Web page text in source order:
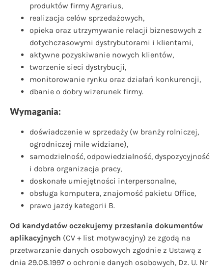
produktów firmy Agrarius,
realizacja celów sprzedażowych,
opieka oraz utrzymywanie relacji biznesowych z
dotychczasowymi dystrybutorami i klientami,
aktywne pozyskiwanie nowych klientów,
tworzenie sieci dystrybucji,
monitorowanie rynku oraz działań konkurencji,
dbanie o dobry wizerunek firmy.
Wymagania:
doświadczenie w sprzedaży (w branży rolniczej,
ogrodniczej mile widziane),
samodzielność, odpowiedzialność, dyspozycyjność
i dobra organizacja pracy,
doskonałe umiejętności interpersonalne,
obsługa komputera, znajomość pakietu Office,
prawo jazdy kategorii B.
Od kandydatów oczekujemy przesłania dokumentów
aplikacyjnych (CV + list motywacyjny) ze zgodą na
przetwarzanie danych osobowych zgodnie z Ustawą z
dnia 29.08.1997 o ochronie danych osobowych, Dz. U. Nr